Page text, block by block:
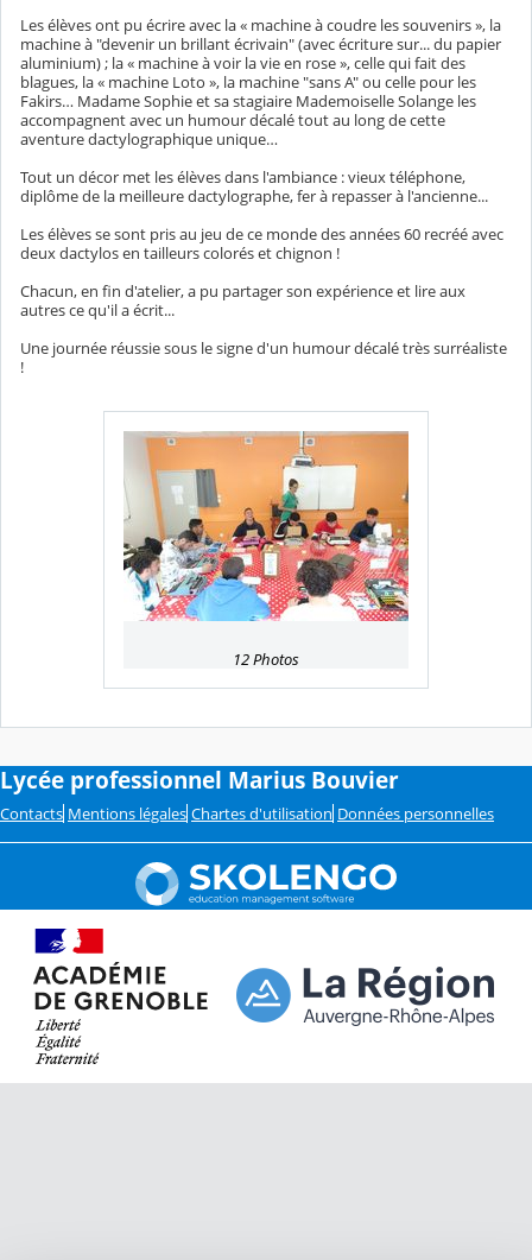
Les élèves ont pu écrire avec la « machine à coudre les souvenirs », la
machine à "devenir un brillant écrivain" (avec écriture sur... du papier
aluminium) ; la « machine à voir la vie en rose », celle qui fait des
blagues, la « machine Loto », la machine "sans A" ou celle pour les
Fakirs… Madame Sophie et sa stagiaire Mademoiselle Solange les
accompagnent avec un humour décalé tout au long de cette
aventure dactylographique unique…
Tout un décor met les élèves dans l'ambiance : vieux téléphone,
diplôme de la meilleure dactylographe, fer à repasser à l'ancienne...
Les élèves se sont pris au jeu de ce monde des années 60 recréé avec
deux dactylos en tailleurs colorés et chignon !
Chacun, en fin d'atelier, a pu partager son expérience et lire aux
autres ce qu'il a écrit...
Une journée réussie sous le signe d'un humour décalé très surréaliste
!
12 Photos
Lycée professionnel Marius Bouvier
Contacts Mentions légales Chartes d'utilisation Données personnelles